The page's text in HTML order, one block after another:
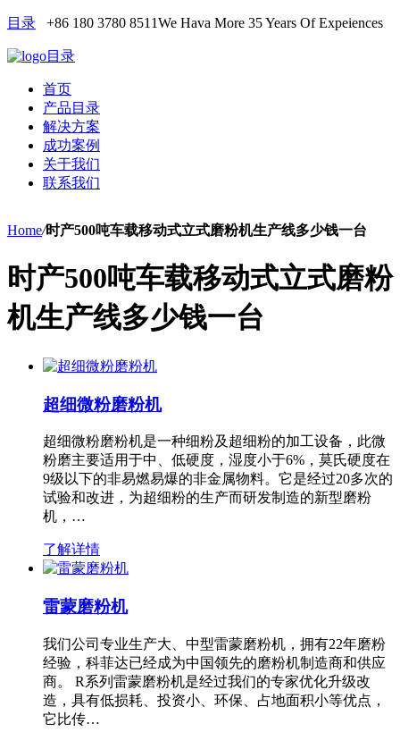
目录 +86 180 3780 8511We Hava More 35 Years Of Expeiences
目录
首页
产品目录
解决方案
成功案例
关于我们
联系我们
Home/时产500吨车载移动式立式磨粉机生产线多少钱一台
时产500吨车载移动式立式磨粉
机生产线多少钱一台
超细微粉磨粉机
超细微粉磨粉机是一种细粉及超细粉的加工设备，此微
粉磨主要适用于中、低硬度，湿度小于6%，莫氏硬度在
9级以下的非易燃易爆的非金属物料。它是经过20多次的
试验和改进，为超细粉的生产而研发制造的新型磨粉
机，…
了解详情
雷蒙磨粉机
我们公司专业生产大、中型雷蒙磨粉机，拥有22年磨粉
经验，科菲达已经成为中国领先的磨粉机制造商和供应
商。 R系列雷蒙磨粉机是经过我们的专家优化升级改
造，具有低损耗、投资小、环保、占地面积小等优点，
它比传…